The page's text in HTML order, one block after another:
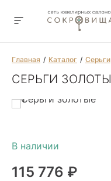
Главная Каталог Серьги
СЕРЬГИ
115 776 ₽